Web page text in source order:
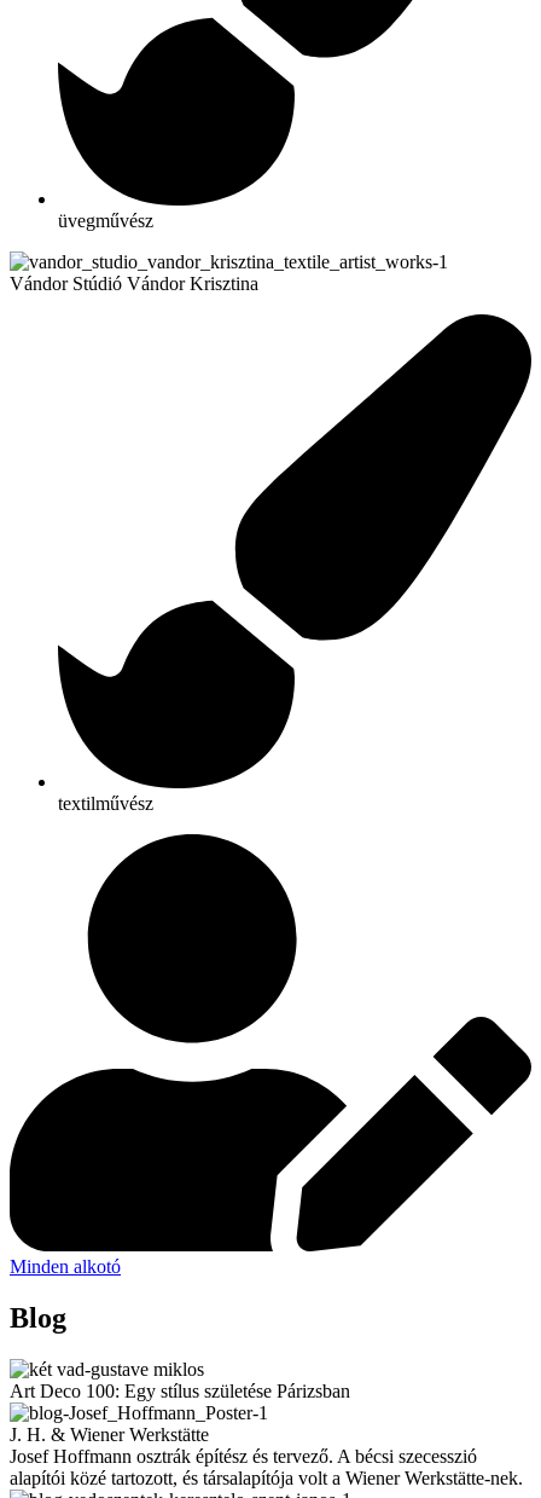
üvegművész
Vándor Stúdió Vándor Krisztina
textilművész
Minden alkotó
Blog
Art Deco 100: Egy stílus születése Párizsban
J. H. & Wiener Werkstätte
Josef Hoffmann osztrák építész és tervező. A bécsi szecesszió
alapítói közé tartozott, és társalapítója volt a Wiener Werkstätte-nek.